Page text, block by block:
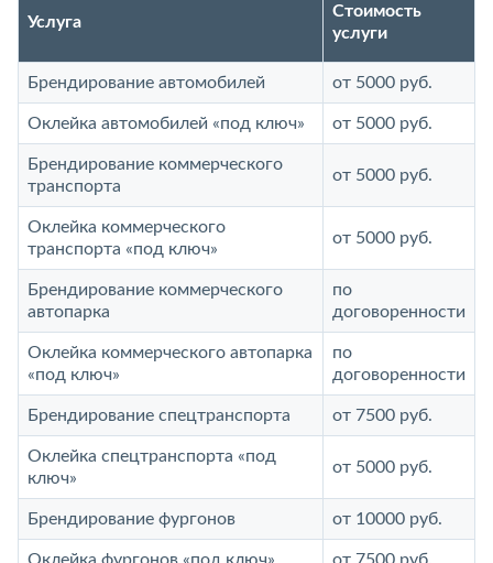
Услуга
Стоимость
услуги
Брендирование автомобилей от 5000 руб.
Оклейка автомобилей «под ключ» от 5000 руб.
Брендирование коммерческого
транспорта
от 5000 руб.
Оклейка коммерческого
транспорта «под ключ»
от 5000 руб.
Брендирование коммерческого
автопарка
по
договоренности
Оклейка коммерческого автопарка
«под ключ»
по
договоренности
Брендирование спецтранспорта от 7500 руб.
Оклейка спецтранспорта «под
ключ»
от 5000 руб.
Брендирование фургонов от 10000 руб.
Оклейка фургонов «под ключ» от 7500 руб.